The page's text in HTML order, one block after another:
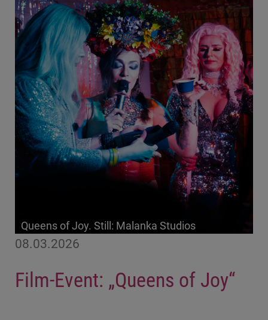
08.03.2026
Film-Event: „Queens of Joy“
Queens of Joy. Still: Malanka Studios